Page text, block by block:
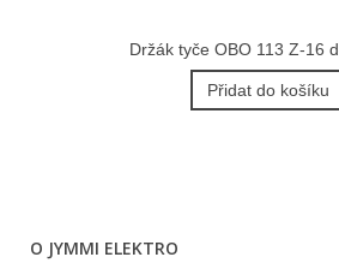
Držák tyče OBO 113 Z-16
Přidat do košíku
O JYMMI ELEKTRO